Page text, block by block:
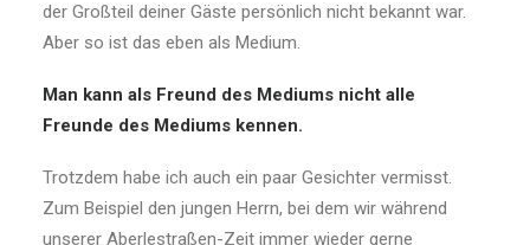
der Großteil deiner Gäste persönlich nicht bekannt war.
Aber so ist das eben als Medium.
Man kann als Freund des Mediums nicht alle
Freunde des Mediums kennen.
Trotzdem habe ich auch ein paar Gesichter vermisst.
Zum Beispiel den jungen Herrn, bei dem wir während
unserer Aberlestraßen-Zeit immer wieder gerne